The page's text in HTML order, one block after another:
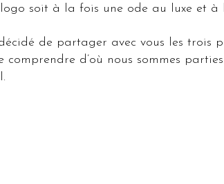
soit à la fois une ode au luxe et à
de partager avec vous les trois
comprendre d’où nous sommes